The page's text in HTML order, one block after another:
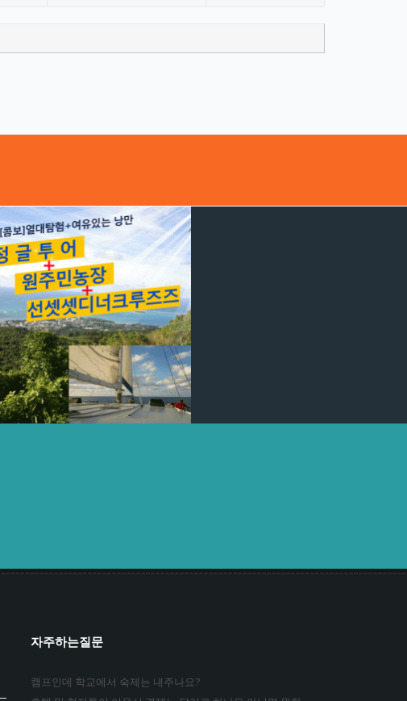
View Larger More Details
자주하는질문
캠프인데 학교에서 숙제는 내주나요?